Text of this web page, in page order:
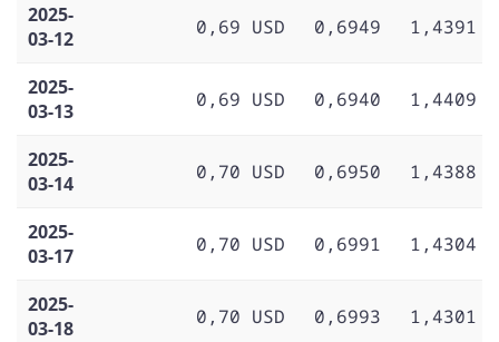
2025-
03-12
0,69 USD 0,6949 1,4391
2025-
03-13
0,69 USD 0,6940 1,4409
2025-
03-14
0,70 USD 0,6950 1,4388
2025-
03-17
0,70 USD 0,6991 1,4304
2025-
03-18
0,70 USD 0,6993 1,4301